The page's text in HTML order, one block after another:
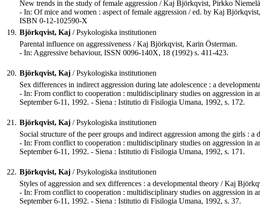
New trends in the study of female aggression / Kaj Björkqvist, Pirkko
- In: Of mice and women : aspect of female aggression / ed. by Kaj
ISBN 0-12-102590-X
19. Björkqvist, Kaj / Psykologiska institutionen
Parental influence on aggressiveness / Kaj Björkqvist, Karin Österman.
- In: Aggressive behaviour, ISSN 0096-140X, 18 (1992) s. 411-423.
20. Björkqvist, Kaj / Psykologiska institutionen
Sex differences in indirect aggression during late adolescence : a
- In: From conflict to cooperation : multidisciplinary studies on aggression in
September 6-11, 1992. - Siena : Istitutio di Fisilogia Umana, 1992, s. 172.
21. Björkqvist, Kaj / Psykologiska institutionen
Social structure of the peer groups and indirect aggression among the girls
- In: From conflict to cooperation : multidisciplinary studies on aggression in
September 6-11, 1992. - Siena : Istitutio di Fisilogia Umana, 1992, s. 171.
22. Björkqvist, Kaj / Psykologiska institutionen
Styles of aggression and sex differences : a developmental theory / Kaj
- In: From conflict to cooperation : multidisciplinary studies on aggression in
September 6-11, 1992. - Siena : Istitutio di Fisilogia Umana, 1992, s. 37.